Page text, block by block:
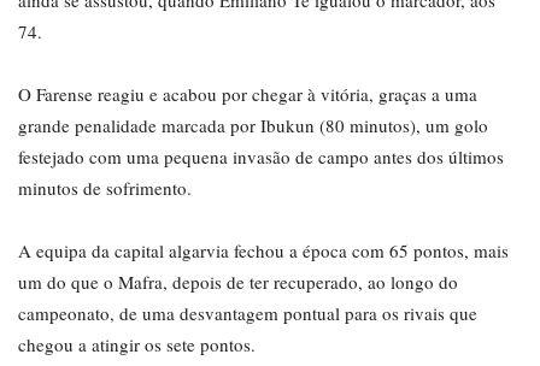
74.
O Farense reagiu e acabou por chegar à vitória, graças a uma
grande penalidade marcada por Ibukun (80 minutos), um golo
festejado com uma pequena invasão de campo antes dos últimos
minutos de sofrimento.
A equipa da capital algarvia fechou a época com 65 pontos, mais
um do que o Mafra, depois de ter recuperado, ao longo do
campeonato, de uma desvantagem pontual para os rivais que
chegou a atingir os sete pontos.